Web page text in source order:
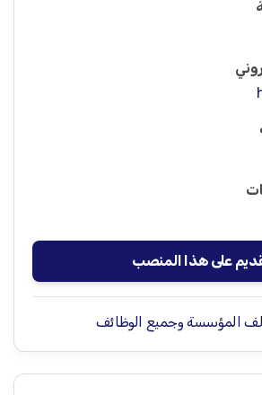
على هذا المنصب
المؤسسة وجميع الوظائف